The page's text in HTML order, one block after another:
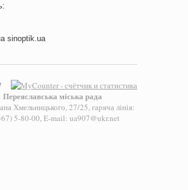
sinoptik.ua
Переяславська міська рада
Хмельницького, 27/25, гаряча лінія:
5-80-00, E-mail: ua907@ukr.net